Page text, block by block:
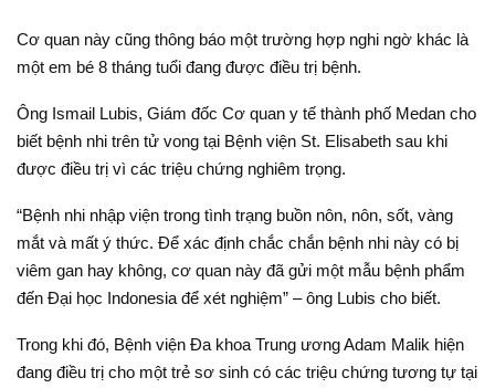
Cơ quan này cũng thông báo một trường hợp nghi ngờ khác là
một em bé 8 tháng tuổi đang được điều trị bệnh.
Ông Ismail Lubis, Giám đốc Cơ quan y tế thành phố Medan cho
biết bệnh nhi trên tử vong tại Bệnh viện St. Elisabeth sau khi
được điều trị vì các triệu chứng nghiêm trọng.
“Bệnh nhi nhập viện trong tình trạng buồn nôn, nôn, sốt, vàng
mắt và mất ý thức. Để xác định chắc chắn bệnh nhi này có bị
viêm gan hay không, cơ quan này đã gửi một mẫu bệnh phẩm
đến Đại học Indonesia để xét nghiệm” – ông Lubis cho biết.
Trong khi đó, Bệnh viện Đa khoa Trung ương Adam Malik hiện
đang điều trị cho một trẻ sơ sinh có các triệu chứng tương tự tại